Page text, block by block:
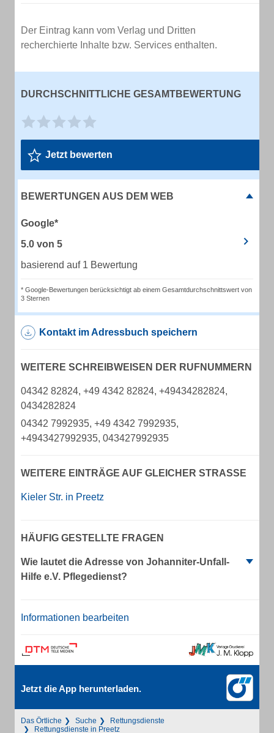
Der Eintrag kann vom Verlag und Dritten
recherchierte Inhalte bzw. Services enthalten.
DURCHSCHNITTLICHE GESAMTBEWERTUNG
Jetzt bewerten
BEWERTUNGEN AUS DEM WEB
Google*
5.0 von 5
basierend auf 1 Bewertung
* Google-Bewertungen berücksichtigt ab einem Gesamtdurchschnittswert von
3 Sternen
Kontakt im Adressbuch speichern
WEITERE SCHREIBWEISEN DER RUFNUMMERN
04342 82824, +49 4342 82824, +49434282824,
0434282824
04342 7992935, +49 4342 7992935,
+4943427992935, 043427992935
WEITERE EINTRÄGE AUF GLEICHER STRASSE
Kieler Str. in Preetz
HÄUFIG GESTELLTE FRAGEN
Wie lautet die Adresse von Johanniter-Unfall-
Hilfe e.V. Pflegedienst?
Informationen bearbeiten
Jetzt die App herunterladen.
Das Örtliche Suche
Rettungsdienste
Rettungsdienste in Preetz